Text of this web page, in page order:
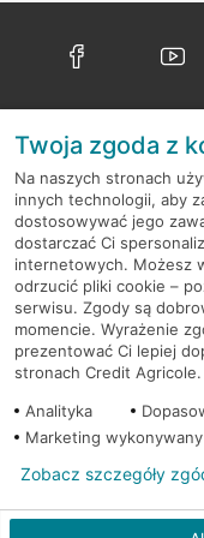
znakiem akceptacji
poinformować
O nas
Kontakt i pomoc
Przydatne linki
Informacje i
Pobierz aplikację
Twoja zgoda z
Na naszych stronach
innych technologii, aby
dostosowywać jego
dostarczać Ci
internetowych. Możesz
odrzucić pliki cookie –
serwisu. Zgody są
momencie. Wyrażenie
prezentować Ci lepiej
stronach Credit Agricole.
Analityka
Marketing
Zobacz szczegóły